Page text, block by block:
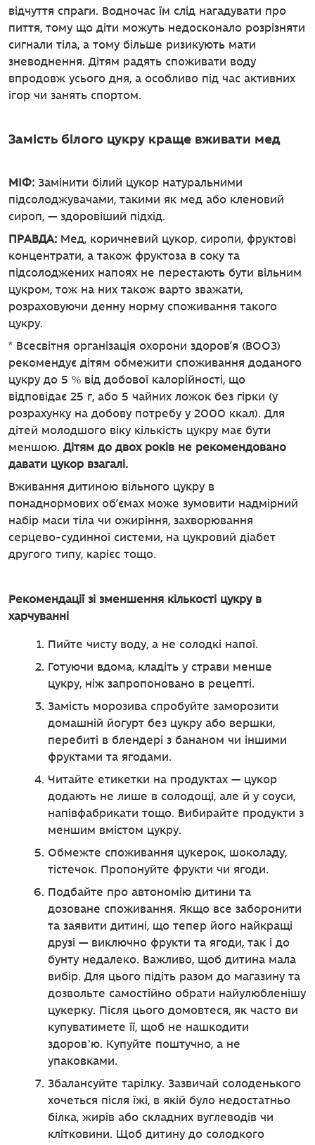
відчуття спраги. Водночас їм слід нагадувати про
пиття, тому що діти можуть недосконало розрізняти
сигнали тіла, а тому більше ризикують мати
зневоднення. Дітям радять споживати воду
впродовж усього дня, а особливо під час активних
ігор чи занять спортом.
Замість білого цукру краще вживати мед
МІФ: Замінити білий цукор натуральними
підсолоджувачами, такими як мед або кленовий
сироп, — здоровіший підхід.
ПРАВДА: Мед, коричневий цукор, сиропи, фруктові
концентрати, а також фруктоза в соку та
підсолоджених напоях не перестають бути вільним
цукром, тож на них також варто зважати,
розраховуючи денну норму споживання такого
цукру.
* Всесвітня організація охорони здоров’я (ВООЗ)
рекомендує дітям обмежити споживання доданого
цукру до 5 % від добової калорійності, що
відповідає 25 г, або 5 чайних ложок без гірки (у
розрахунку на добову потребу у 2000 ккал). Для
дітей молодшого віку кількість цукру має бути
меншою.Дітям до двох років не рекомендовано
давати цукор взагалі.
Вживання дитиною вільного цукру в
понаднормових об’ємах може зумовити надмірний
набір маси тіла чи ожиріння, захворювання
серцево-судинної системи, на цукровий діабет
другого типу, карієс тощо.
Рекомендації зі зменшення кількості цукру в
харчуванні
Пийте чисту воду, а не солодкі напої.
Готуючи вдома, кладіть у страви менше
цукру, ніж запропоновано в рецепті.
Замість морозива спробуйте заморозити
домашній йогурт без цукру або вершки,
перебиті в блендері з бананом чи іншими
фруктами та ягодами.
Читайте етикетки на продуктах — цукор
додають не лише в солодощі, але й у соуси,
напівфабрикати тощо. Вибирайте продукти з
меншим вмістом цукру.
Обмежте споживання цукерок, шоколаду,
тістечок. Пропонуйте фрукти чи ягоди.
Подбайте про автономію дитини та
дозоване споживання. Якщо все заборонити
та заявити дитині, що тепер його найкращі
друзі — виключно фрукти та ягоди, так і до
бунту недалеко. Важливо, щоб дитина мала
вибір. Для цього підіть разом до магазину та
дозвольте самостійно обрати найулюбленішу
цукерку. Після цього домовтеся, як часто ви
купуватимете її, щоб не нашкодити
здоровʼю. Купуйте поштучно, а не
упаковками.
Збалансуйте тарілку. Зазвичай солоденького
хочеться після їжі, в якій було недостатньо
білка, жирів або складних вуглеводів чи
клітковини. Щоб дитину до солодкого